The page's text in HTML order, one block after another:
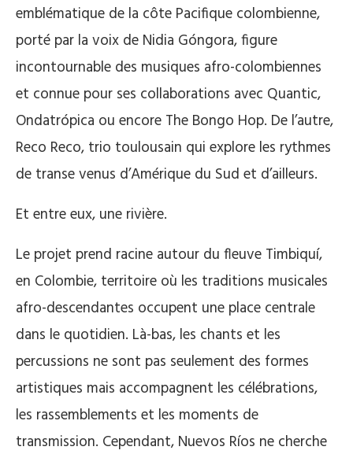
emblématique de la côte Pacifique colombienne,
porté par la voix de Nidia Góngora, figure
incontournable des musiques afro-colombiennes
et connue pour ses collaborations avec Quantic,
Ondatrópica ou encore The Bongo Hop. De l’autre,
Reco Reco, trio toulousain qui explore les rythmes
de transe venus d’Amérique du Sud et d’ailleurs.
Et entre eux, une rivière.
Le projet prend racine autour du fleuve Timbiquí,
en Colombie, territoire où les traditions musicales
afro-descendantes occupent une place centrale
dans le quotidien. Là-bas, les chants et les
percussions ne sont pas seulement des formes
artistiques mais accompagnent les célébrations,
les rassemblements et les moments de
transmission. Cependant, Nuevos Ríos ne cherche